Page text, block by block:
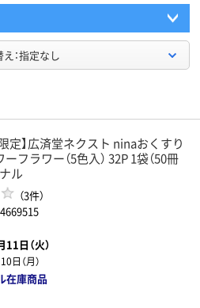
：指定なし
定】広済堂ネクスト ninaおくすり
フラワー（5色入） 32P 1袋（50冊
ル
（3件）
11日（火）
日（月）
在庫商品